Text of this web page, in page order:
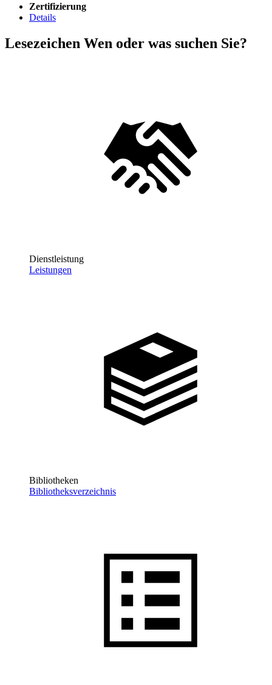
Zertifizierung
Details
Lesezeichen Wen oder was suchen Sie?
Dienstleistung
Leistungen
Bibliotheken
Bibliotheksverzeichnis